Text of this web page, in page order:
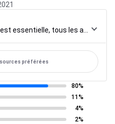
préférées
80%
11%
4%
2%